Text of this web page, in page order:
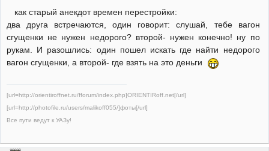
как старый анекдот времен перестройки:
два друга встречаются, один говорит: слушай, тебе вагон
сгущенки не нужен недорого? второй- нужен конечно! ну по
рукам. И разошлись: один пошел искать где найти недорого
вагон сгущенки, а второй- где взять на это деньги
[url=http://orientiroffnet.ru/fforum/index.php]ORIENTIRoff.net[/url]
[url=http://photofile.ru/users/malikoff055/]фоты[/url]
Все пути ведут к УАЗу!